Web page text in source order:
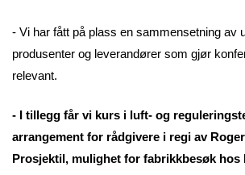
- Vi har fått på plass en sammensetning av
produsenter og leverandører som gjør
relevant.
- I tillegg får vi kurs i luft- og
arrangement for rådgivere i regi av
Prosjektil, mulighet for fabrikkbesøk hos